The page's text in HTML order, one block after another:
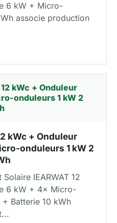
6 kW + Micro-
associe production
kWc + Onduleur
onduleurs 1 kW 2
IEARWAT 12
6 kW + 4× Micro-
Batterie 10 kWh